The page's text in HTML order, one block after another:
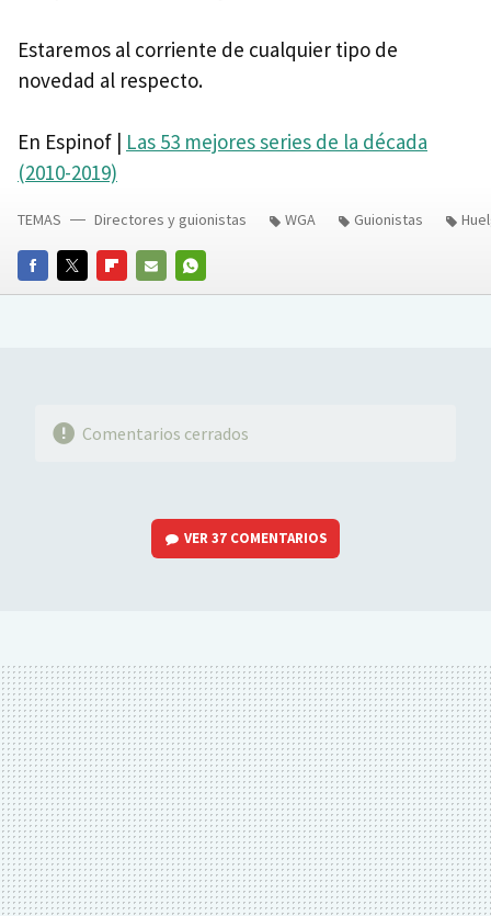
Estaremos al corriente de cualquier tipo de
novedad al respecto.
En Espinof | Las 53 mejores series de la década
(2010-2019)
FACEBOOKTWITTERFLIPBOARD
E-
WHATSAPP
TEMAS Directores y guionistas WGA Guionistas
Comentarios cerrados
VER37 COMENTARIOS